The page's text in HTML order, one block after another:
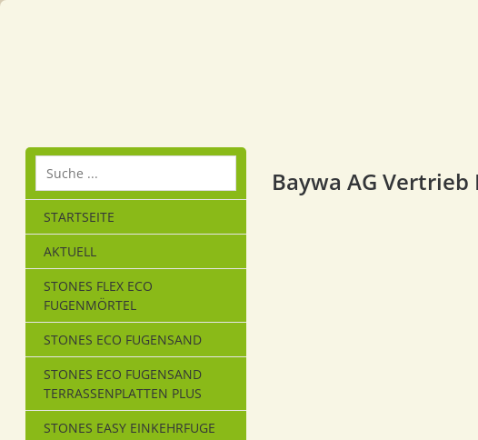
STARTSEITE
AKTUELL
STONES FLEX ECO
FUGENMÖRTEL
STONES ECO FUGENSAND
STONES ECO FUGENSAND
TERRASSENPLATTEN PLUS
STONES EASY EINKEHRFUGE
Baywa AG